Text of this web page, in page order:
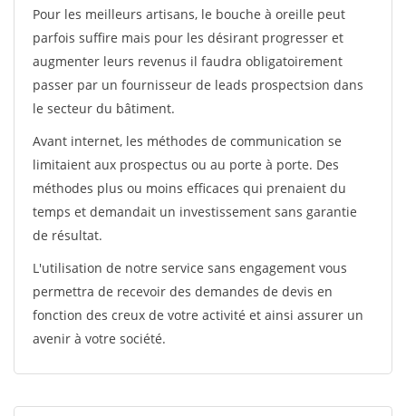
Pour les meilleurs artisans, le bouche à oreille peut
parfois suffire mais pour les désirant progresser et
augmenter leurs revenus il faudra obligatoirement
passer par un fournisseur de leads prospectsion dans
le secteur du bâtiment.
Avant internet, les méthodes de communication se
limitaient aux prospectus ou au porte à porte. Des
méthodes plus ou moins efficaces qui prenaient du
temps et demandait un investissement sans garantie
de résultat.
L'utilisation de notre service sans engagement vous
permettra de recevoir des demandes de devis en
fonction des creux de votre activité et ainsi assurer un
avenir à votre société.